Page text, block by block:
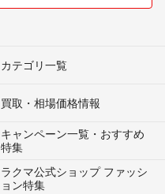
カテゴリ一覧
買取・相場価格情報
キャンペーン一覧・おすすめ
特集
ラクマ公式ショップ ファッシ
ョン特集